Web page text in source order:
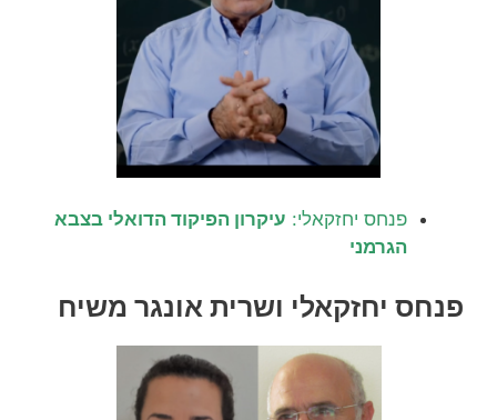
פנחס יחזקאלי: עיקרון הפיקוד הדואלי בצבא
הגרמני
פנחס יחזקאלי ושרית אונגר משיח